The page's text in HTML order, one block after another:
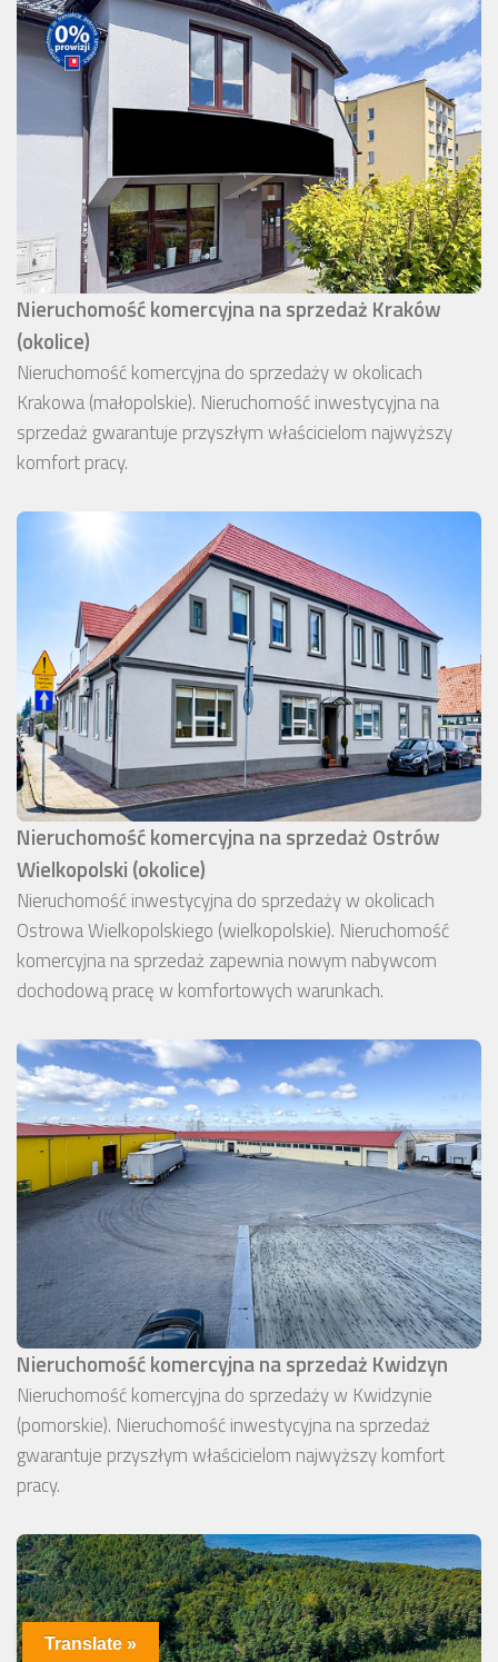
Nieruchomość komercyjna na sprzedaż Kraków
(okolice)
Nieruchomość komercyjna do sprzedaży w okolicach
Krakowa (małopolskie). Nieruchomość inwestycyjna na
sprzedaż gwarantuje przyszłym właścicielom najwyższy
komfort pracy.
Nieruchomość komercyjna na sprzedaż Ostrów
Wielkopolski (okolice)
Nieruchomość inwestycyjna do sprzedaży w okolicach
Ostrowa Wielkopolskiego (wielkopolskie). Nieruchomość
komercyjna na sprzedaż zapewnia nowym nabywcom
dochodową pracę w komfortowych warunkach.
Nieruchomość komercyjna na sprzedaż Kwidzyn
Nieruchomość komercyjna do sprzedaży w Kwidzynie
(pomorskie). Nieruchomość inwestycyjna na sprzedaż
gwarantuje przyszłym właścicielom najwyższy komfort
pracy.
Translate »